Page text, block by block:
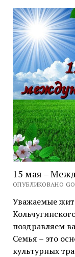
15 мая –
ОПУБЛИКОВАНО
Уважаемые
поздравляем
Семья – это
культурных